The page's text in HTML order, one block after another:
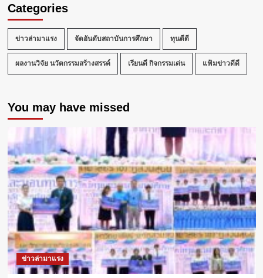
ชวน
รุ่น
ใหม่
ต่อย
สาน
ต่อ
อัต
แห่ง
วัฒนธรรม
ส่ง
เสริม
Soft
Power
ไทย
Categories
ข่าวล่ามาแรง จัดอันดับสถาบันการศึกษา ทุนดีดี
ผลงานวิจัย นวัตกรรมสร้างสรรค์ เรียนดี กิจกรรมเด่น แฟ้มข่าวดีดี
You may have missed
ข่าวล่ามาแรง